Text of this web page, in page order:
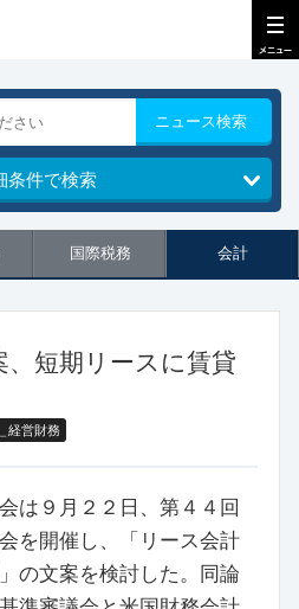
ニュース検索
条件で検索
国際税務 会計
、短期リースに賃貸
経営財務
は９月２２日、第４４回
を開催し、「リース会計
の文案を検討した。同論